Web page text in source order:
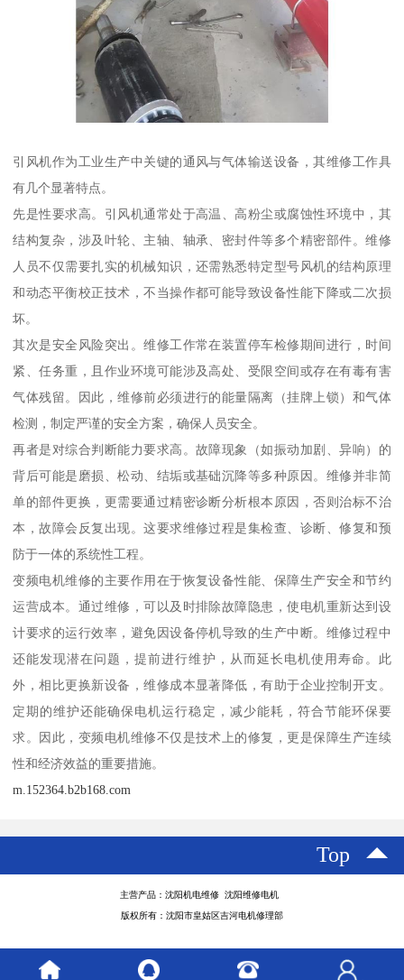
引风机作为工业生产中关键的通风与气体输送设备，其维修工作具
有几个显著特点。
先是性要求高。引风机通常处于高温、高粉尘或腐蚀性环境中，其
结构复杂，涉及叶轮、主轴、轴承、密封件等多个精密部件。维修
人员不仅需要扎实的机械知识，还需熟悉特定型号风机的结构原理
和动态平衡校正技术，不当操作都可能导致设备性能下降或二次损
坏。
其次是安全风险突出。维修工作常在装置停车检修期间进行，时间
紧、任务重，且作业环境可能涉及高处、受限空间或存在有毒有害
气体残留。因此，维修前必须进行的能量隔离（挂牌上锁）和气体
检测，制定严谨的安全方案，确保人员安全。
再者是对综合判断能力要求高。故障现象（如振动加剧、异响）的
背后可能是磨损、松动、结垢或基础沉降等多种原因。维修并非简
单的部件更换，更需要通过精密诊断分析根本原因，否则治标不治
本，故障会反复出现。这要求维修过程是集检查、诊断、修复和预
防于一体的系统性工程。
变频电机维修的主要作用在于恢复设备性能、保障生产安全和节约
运营成本。通过维修，可以及时排除故障隐患，使电机重新达到设
计要求的运行效率，避免因设备停机导致的生产中断。维修过程中
还能发现潜在问题，提前进行维护，从而延长电机使用寿命。此
外，相比更换新设备，维修成本显著降低，有助于企业控制开支。
定期的维护还能确保电机运行稳定，减少能耗，符合节能环保要
求。因此，变频电机维修不仅是技术上的修复，更是保障生产连续
性和经济效益的重要措施。
m.152364.b2b168.com
Top
主营产品：沈阳机电维修 沈阳维修电机
版权所有：沈阳市皇姑区吉河电机修理部